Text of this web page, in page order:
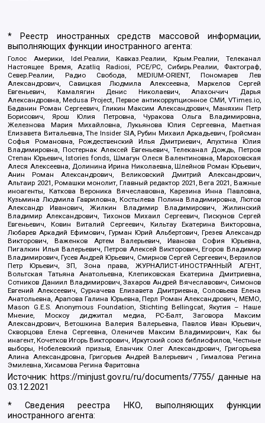
* Реестр иностранных средств массовой информации,
выполняющих функции иностранного агента:
Голос Америки, Idel.Реалии, Кавказ.Реалии, Крым.Реалии, Телеканал
Настоящее Время, Azatliq Radiosi, PCE/PC, Сибирь.Реалии, Фактограф,
Север.Реалии, Радио Свобода, MEDIUM-ORIENT, Пономарев Лев
Александрович, Савицкая Людмила Алексеевна, Маркелов Сергей
Евгеньевич, Камалягин Денис Николаевич, Апахончич Дарья
Александровна, Medusa Project, Первое антикоррупционное СМИ, VTimes.io,
Баданин Роман Сергеевич, Гликин Максим Александрович, Маняхин Петр
Борисович, Ярош Юлия Петровна, Чуракова Ольга Владимировна,
Железнова Мария Михайловна, Лукьянова Юлия Сергеевна, Маетная
Елизавета Витальевна, The Insider SIA, Рубин Михаил Аркадьевич, Гройсман
Софья Романовна, Рождественский Илья Дмитриевич, Апухтина Юлия
Владимировна, Постернак Алексей Евгеньевич, Телеканал Дождь, Петров
Степан Юрьевич, Istories fonds, Шмагун Олеся Валентиновна, Мароховская
Алеся Алексеевна, Долинина Ирина Николаевна, Шлейнов Роман Юрьевич,
Анин Роман Александрович, Великовский Дмитрий Александрович,
Альтаир 2021, Ромашки монолит, Главный редактор 2021, Вега 2021, Важные
иноагенты, Каткова Вероника Вячеславовна, Карезина Инна Павловна,
Кузьмина Людмила Гавриловна, Костылева Полина Владимировна, Лютов
Александр Иванович, Жилкин Владимир Владимирович, Жилинский
Владимир Александрович, Тихонов Михаил Сергеевич, Пискунов Сергей
Евгеньевич, Ковин Виталий Сергеевич, Кильтау Екатерина Викторовна,
Любарев Аркадий Ефимович, Гурман Юрий Альбертович, Грезев Александр
Викторович, Важенков Артем Валерьевич, Иванова София Юрьевна,
Пигалкин Илья Валерьевич, Петров Алексей Викторович, Егоров Владимир
Владимирович, Гусев Андрей Юрьевич, Смирнов Сергей Сергеевич, Верзилов
Петр Юрьевич, ЗП, Зона права, ЖУРНАЛИСТ-ИНОСТРАННЫЙ АГЕНТ,
Вольтская Татьяна Анатольевна, Клепиковская Екатерина Дмитриевна,
Сотников Даниил Владимирович, Захаров Андрей Вячеславович, Симонов
Евгений Алексеевич, Сурначева Елизавета Дмитриевна, Соловьева Елена
Анатольевна, Арапова Галина Юрьевна, Перл Роман Александрович, МЕМО,
Mason G.E.S. Anonymous Foundation, Stichting Bellingcat, Якутия – Наше
Мнение, Москоу диджитал медиа, РС-Балт, Заговора Максим
Александрович, Ветошкина Валерия Валерьевна, Павлов Иван Юрьевич,
Скворцова Елена Сергеевна, Оленичев Максим Владимирович, Как бы
инагент, Кочетков Игорь Викторович, Иркутский союз библиофилов, Честные
выборы, Нобелевский призыв, Еланчик Олег Александрович, Григорьева
Алина Александровна, Григорьев Андрей Валерьевич , Гималова Регина
Эмилевна, Хисамова Регина Фаритовна
Источник: https://minjust.gov.ru/ru/documents/7755/ данные на
03.12.2021
* Сведения реестра НКО, выполняющих функции
иностранного агента: